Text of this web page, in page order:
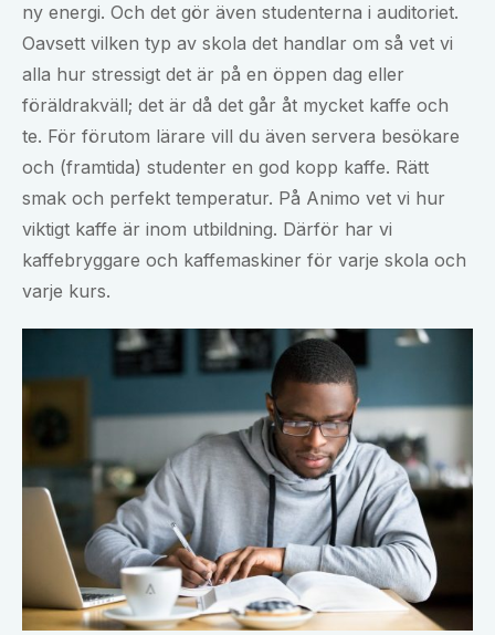
ny energi. Och det gör även studenterna i auditoriet.
Oavsett vilken typ av skola det handlar om så vet vi
alla hur stressigt det är på en öppen dag eller
föräldrakväll; det är då det går åt mycket kaffe och
te. För förutom lärare vill du även servera besökare
och (framtida) studenter en god kopp kaffe. Rätt
smak och perfekt temperatur. På Animo vet vi hur
viktigt kaffe är inom utbildning. Därför har vi
kaffebryggare och kaffemaskiner för varje skola och
varje kurs.